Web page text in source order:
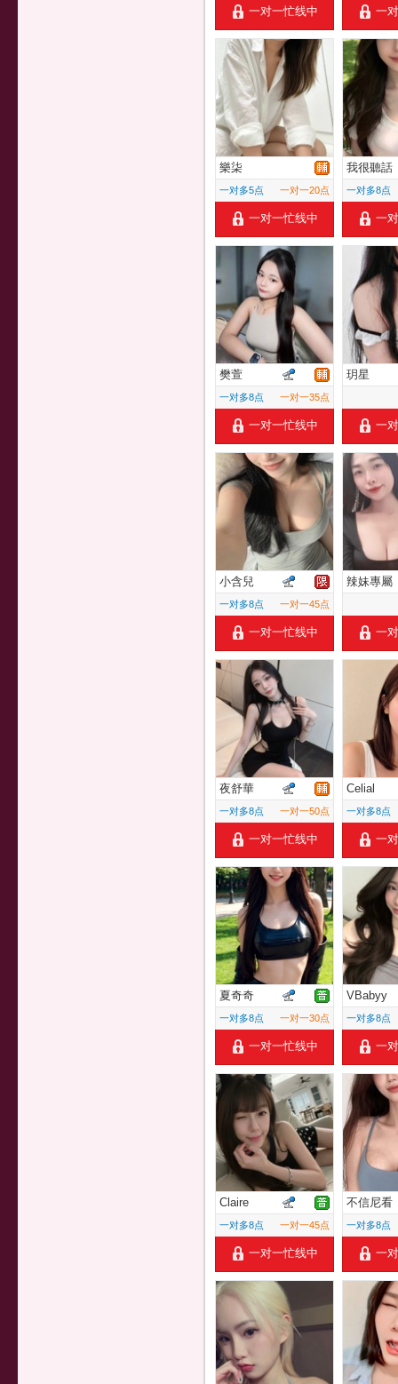
一对一忙线中 一
樂柒
一对多5点 一对一20点
一对一忙线中
我很聽話
一对多8点
一
樊萱
一对多8点 一对一35点
一对一忙线中
玥星
一
小含兒
一对多8点 一对一45点
一对一忙线中
辣妹專屬
一
夜舒華
一对多8点 一对一50点
一对一忙线中
Celial
一对多8点
一
夏奇奇
一对多8点 一对一30点
一对一忙线中
VBabyy
一对多8点
一
Claire
一对多8点 一对一45点
一对一忙线中
不信尼看
一对多8点
一